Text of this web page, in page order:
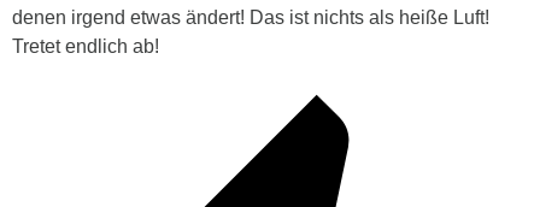
denen irgend etwas ändert! Das ist nichts als heiße Luft!
Tretet endlich ab!